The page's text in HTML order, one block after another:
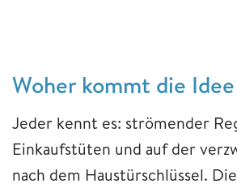
Woher kommt die
Jeder kennt es: strömender
Einkaufstüten und auf der
nach dem Haustürschlüssel.